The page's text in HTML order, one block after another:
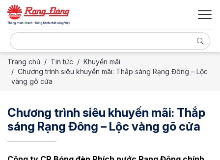
Trang chủ Tin tức
Khuyến mãi
Chương trình siêu khuyến mãi: Thắp sáng Rạng Đông – Lộc
vàng gõ cửa
Chương trình siêu khuyến mãi: Thắp
sáng Rạng Đông – Lộc vàng gõ cửa